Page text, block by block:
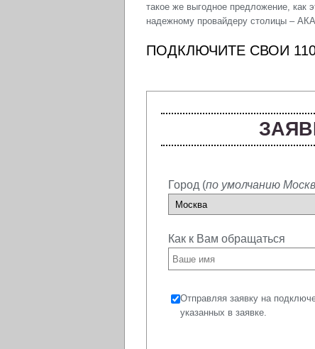
такое же выгодное предложение, как
надежному провайдеру столицы –
ПОДКЛЮЧИТЕ СВОИ
Город (по умолчанию
Как к Вам обращаться
Отправляя заявку на
указанных в заявке.